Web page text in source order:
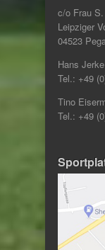
c/o Frau
Leipziger
04523
Hans
Tel.: +49
Tino
Tel.: +49